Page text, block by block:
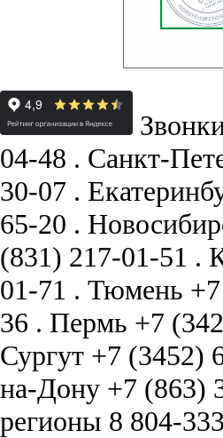
04-48 . Санкт-
30-07 .
65-20 .
(831) 217-01-51 .
01-71 . Тюмень
36 . Пермь +7
Сургут +7 (3452)
на-Дону +7 (863)
регионы 8 804-